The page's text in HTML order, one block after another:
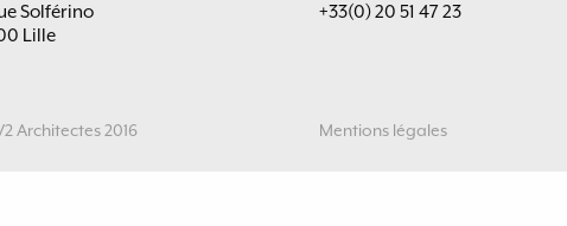
Solférino
Lille
+33(0) 20 51 47 23
Architectes 2016 Mentions légales